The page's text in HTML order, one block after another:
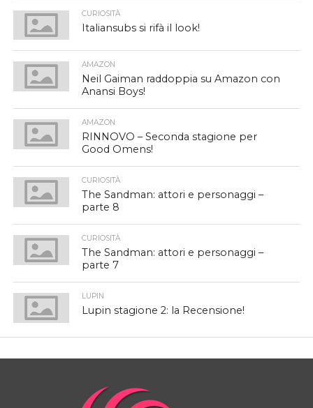
CURIOSITÀ
Italiansubs si rifà il look!
AMAZON
Neil Gaiman raddoppia su Amazon con
Anansi Boys!
AMAZON
RINNOVO – Seconda stagione per
Good Omens!
CURIOSITÀ
The Sandman: attori e personaggi –
parte 8
CURIOSITÀ
The Sandman: attori e personaggi –
parte 7
LUPIN
Lupin stagione 2: la Recensione!